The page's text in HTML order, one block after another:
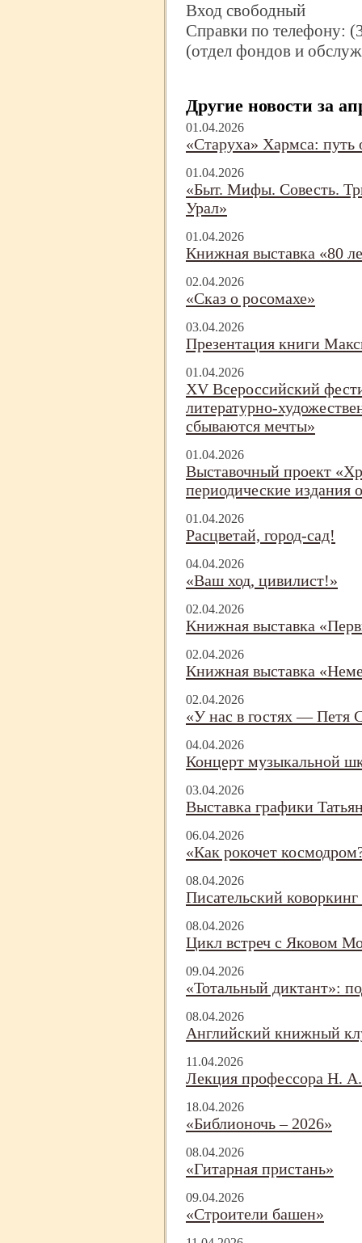
Вход свободный
Справки по телефону:
(отдел фондов и
Другие новости за
01.04.2026
«Старуха» Хармса: путь
01.04.2026
«Быт. Мифы. Совесть.
Урал»
01.04.2026
Книжная выставка «80
02.04.2026
«Сказ о росомахе»
03.04.2026
Презентация книги
01.04.2026
XV Всероссийский
литературно-
сбываются мечты»
01.04.2026
Выставочный проект
периодические издания
01.04.2026
Расцветай, город-сад!
04.04.2026
«Ваш ход, цивилист!»
02.04.2026
Книжная выставка
02.04.2026
Книжная выставка
02.04.2026
«У нас в гостях — Петя
04.04.2026
Концерт музыкальной
03.04.2026
Выставка графики
06.04.2026
«Как рокочет
08.04.2026
Писательский
08.04.2026
Цикл встреч с Яковом
09.04.2026
«Тотальный диктант»:
08.04.2026
Английский книжный
11.04.2026
Лекция профессора Н.
18.04.2026
«Библионочь – 2026»
08.04.2026
«Гитарная пристань»
09.04.2026
«Строители башен»